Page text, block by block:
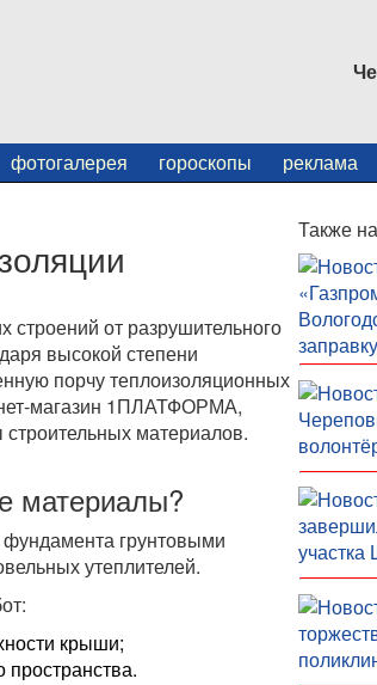
фотогалерея гороскопы реклама
от разрушительного
высокой степени
порчу теплоизоляционных
магазин 1ПЛАТФОРМА,
материалов.
материалы?
грунтовыми
утеплителей.
крыши;
пространства.
Также
заправку
участка